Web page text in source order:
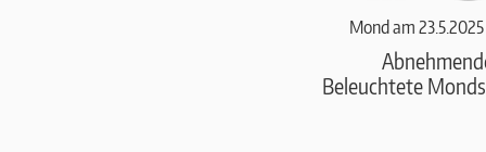
Mond am
Beleuchtete